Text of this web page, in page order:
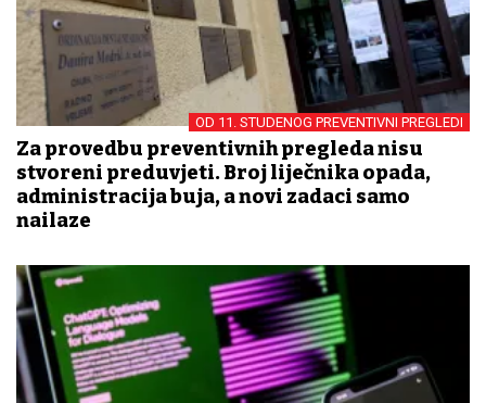
OD 11. STUDENOG PREVENTIVNI PREGLEDI
Za provedbu preventivnih pregleda nisu
stvoreni preduvjeti. Broj liječnika opada,
administracija buja, a novi zadaci samo
nailaze